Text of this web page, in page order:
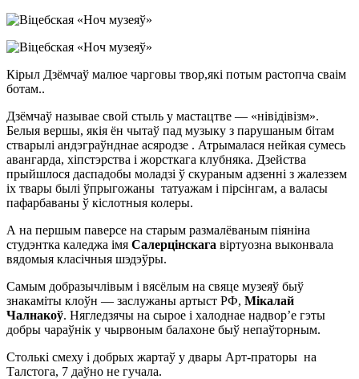
Кірыл Дзёмчаў малюе чарговы твор,які потым растопча сваім
ботам..
Дзёмчаў называе свой стыль у мастацтве — «нівідівізм».
Белыя вершы, якія ён чытаў пад музыку з парушаным бітам
стварылі андэграўнднае асяродзе . Атрымалася нейкая сумесь
авангарда, хіпстэрства і жорсткага клубняка. Дзейства
прыйшлося даспадобы моладзі ў скураным адзенні з жалеззем
іх твары былі ўпрыгожаны татуажам і пірсінгам, а валасы
пафарбаваны ў кіслотныя колеры.
А на першым паверсе на старым размалёваным піяніна
студэнтка каледжа імя Салерцінскага віртуозна выконвала
вядомыя класічныя шэдэўры.
Самым добразычлівым і вясёлым на свяце музеяў быў
знакаміты клоўн — заслужаны артыст РФ, Мікалай
Чалнакоў. Нягледзячы на сырое і халоднае надвор’е гэты
добры чараўнік у чырвоным балахоне быў непаўторным.
Столькі смеху і добрых жартаў у двары Арт-праторы на
Талстога, 7 даўно не гучала.